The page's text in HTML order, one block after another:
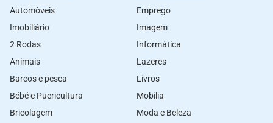
Automòveis
Imobiliário
2 Rodas
Animais
Barcos e pesca
Bébé e Puericultura
Bricolagem
Emprego
Imagem
Informática
Lazeres
Livros
Mobilia
Moda e Beleza